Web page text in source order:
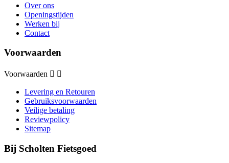
Over ons
Openingstijden
Werken bij
Contact
Voorwaarden
Voorwaarden  
Levering en Retouren
Gebruiksvoorwaarden
Veilige betaling
Reviewpolicy
Sitemap
Bij Scholten Fietsgoed